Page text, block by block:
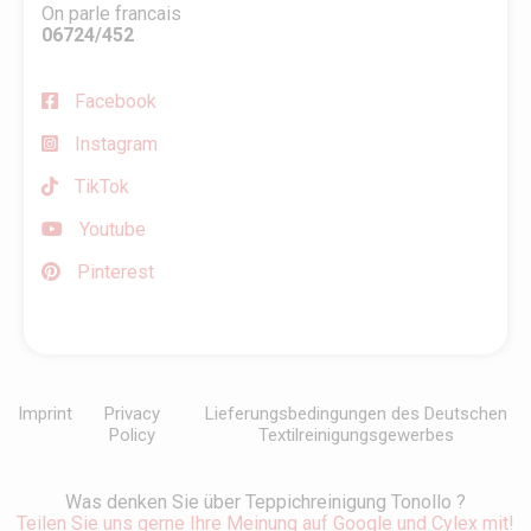
On parle francais
06724/452
Facebook
Instagram
TikTok
Youtube
Pinterest
Imprint
Privacy
Policy
Lieferungsbedingungen des Deutschen
Textilreinigungsgewerbes
Was denken Sie über Teppichreinigung Tonollo ?
Teilen Sie uns gerne Ihre Meinung auf Google und Cylex mit!